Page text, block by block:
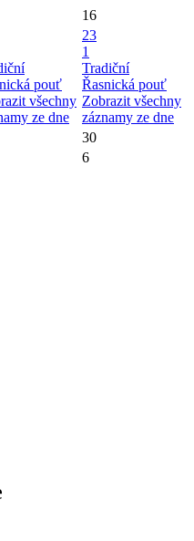
16
pouť
všechny
ze dne
23
1
Tradiční
Řasnická pouť
Zobrazit všechny
záznamy ze dne
30
6